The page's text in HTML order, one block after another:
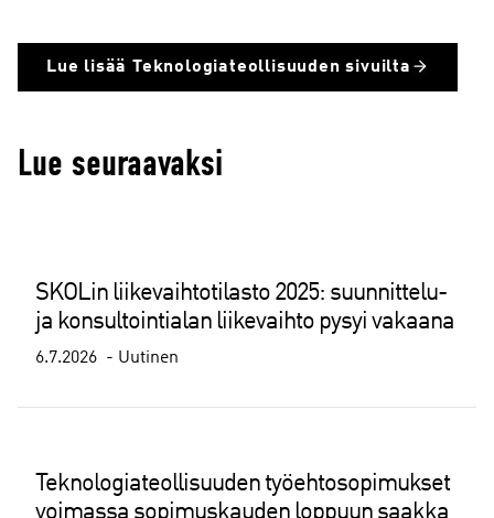
Lue lisää Teknologiateollisuuden sivuilta
Lue seuraavaksi
SKOLin liikevaihtotilasto 2025: suunnittelu-
ja konsultointialan liikevaihto pysyi vakaana
6.7.2026 Uutinen
Teknologiateollisuuden työehtosopimukset
voimassa sopimuskauden loppuun saakka